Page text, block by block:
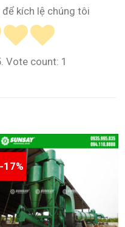
để kích lệ chúng tôi
Vote count: 1
-17%